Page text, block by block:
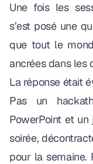
Une fois les
s’est posé une
que tout le
ancrées dans les
La réponse était
Pas un
PowerPoint et
soirée,
pour la semaine.